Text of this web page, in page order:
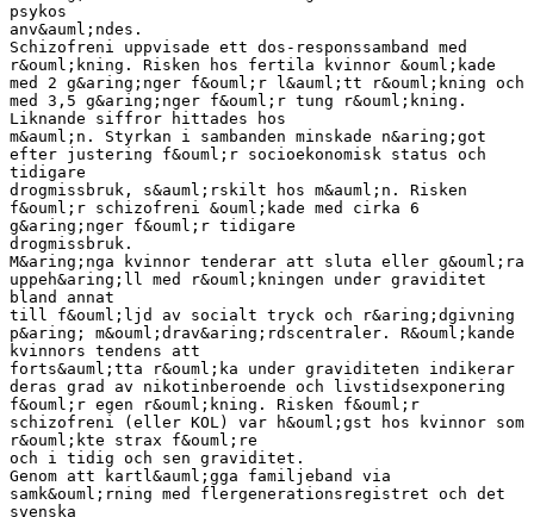
psykos
anv&auml;ndes.
Schizofreni uppvisade ett dos-responssamband med
r&ouml;kning. Risken hos fertila kvinnor &ouml;kade
med 2 g&aring;nger f&ouml;r l&auml;tt r&ouml;kning och
med 3,5 g&aring;nger f&ouml;r tung r&ouml;kning.
Liknande siffror hittades hos
m&auml;n. Styrkan i sambanden minskade n&aring;got
efter justering f&ouml;r socioekonomisk status och
tidigare
drogmissbruk, s&auml;rskilt hos m&auml;n. Risken
f&ouml;r schizofreni &ouml;kade med cirka 6
g&aring;nger f&ouml;r tidigare
drogmissbruk.
M&aring;nga kvinnor tenderar att sluta eller g&ouml;ra
uppeh&aring;ll med r&ouml;kningen under graviditet
bland annat
till f&ouml;ljd av socialt tryck och r&aring;dgivning
p&aring; m&ouml;drav&aring;rdscentraler. R&ouml;kande
kvinnors tendens att
forts&auml;tta r&ouml;ka under graviditeten indikerar
deras grad av nikotinberoende och livstidsexponering
f&ouml;r egen r&ouml;kning. Risken f&ouml;r
schizofreni (eller KOL) var h&ouml;gst hos kvinnor som
r&ouml;kte strax f&ouml;re
och i tidig och sen graviditet.
Genom att kartl&auml;gga familjeband via
samk&ouml;rning med flergenerationsregistret och det
svenska